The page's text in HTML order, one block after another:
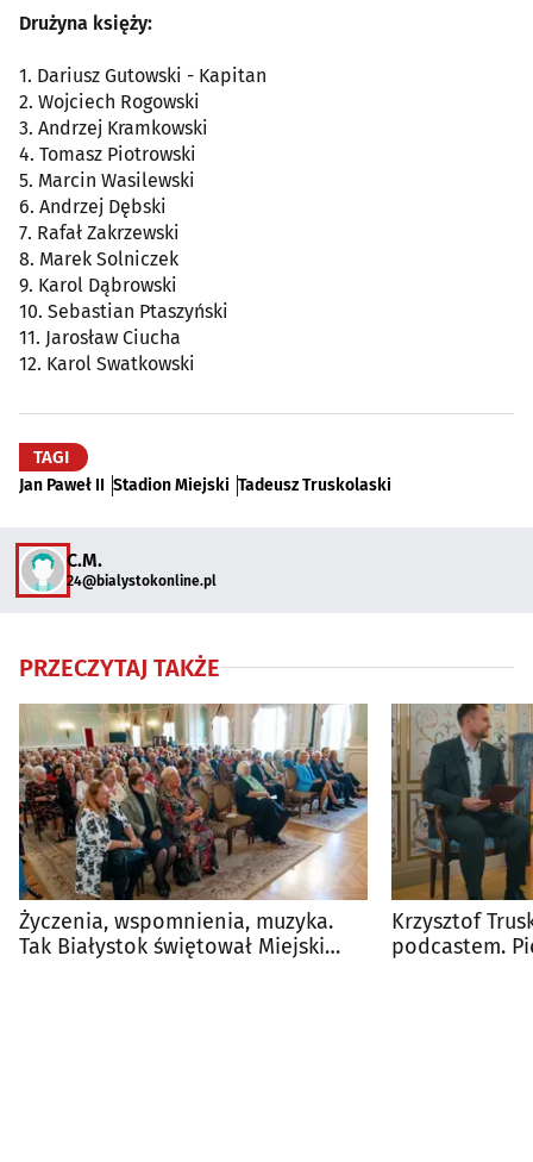
Drużyna księży:
1. Dariusz Gutowski - Kapitan
2. Wojciech Rogowski
3. Andrzej Kramkowski
4. Tomasz Piotrowski
5. Marcin Wasilewski
6. Andrzej Dębski
7. Rafał Zakrzewski
8. Marek Solniczek
9. Karol Dąbrowski
10. Sebastian Ptaszyński
11. Jarosław Ciucha
12. Karol Swatkowski
TAGI
Jan Paweł II Stadion Miejski Tadeusz Truskolaski
C.M.
24@bialystokonline.pl
PRZECZYTAJ TAKŻE
Życzenia, wspomnienia, muzyka.
Tak Białystok świętował Miejski
Krzysztof
podcastem.